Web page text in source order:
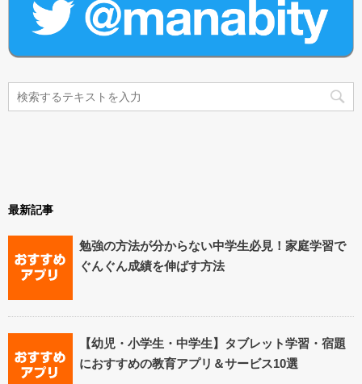
最新記事
勉強の方法が分からない中学生必見！家庭学習で
ぐんぐん成績を伸ばす方法
【幼児・小学生・中学生】タブレット学習・宿題
におすすめの教育アプリ＆サービス10選